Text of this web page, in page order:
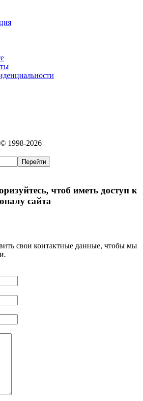
1998-2026
чтоб иметь доступ к
сайта
свои контактные данные, чтобы мы